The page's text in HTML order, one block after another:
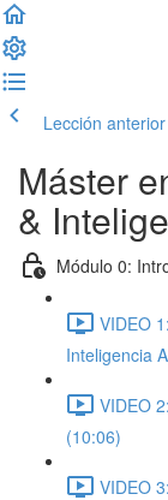
Lección anterior
Máster
&
Módulo 0:
VIDEO
Inteligencia
VIDEO
(10:06)
VIDEO